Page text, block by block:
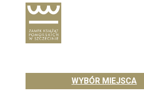
WYBÓR MIEJSCA